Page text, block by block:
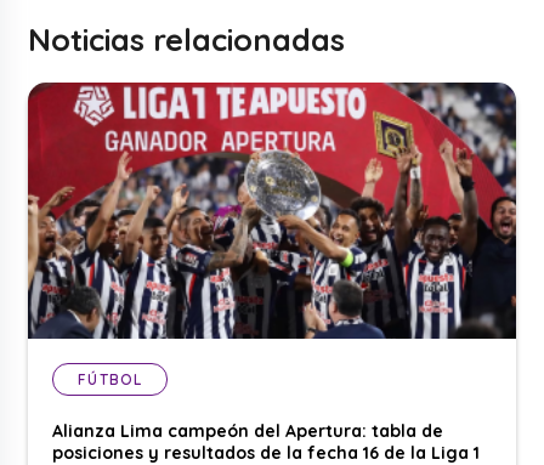
Noticias relacionadas
FÚTBOL
Alianza Lima campeón del Apertura: tabla de
posiciones y resultados de la fecha 16 de la Liga 1